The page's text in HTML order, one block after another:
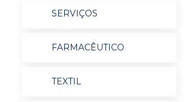
SERVIÇOS
FARMACÊUTICO
TEXTIL